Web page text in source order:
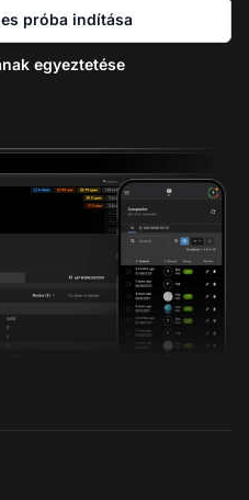
próba indítása
egyeztetése